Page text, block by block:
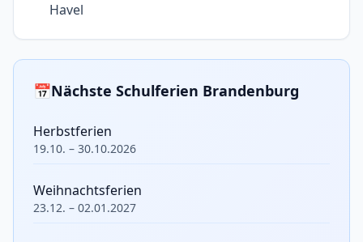
Havel
📅Nächste Schulferien Brandenburg
Herbstferien
19.10. – 30.10.2026
Weihnachtsferien
23.12. – 02.01.2027